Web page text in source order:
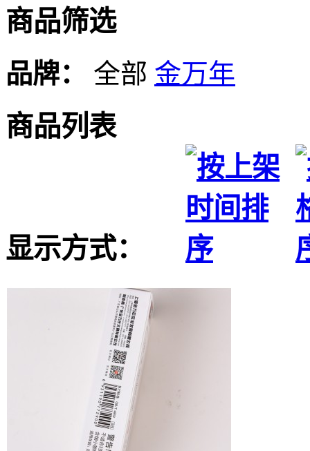
商品筛选
品牌： 全部 金万年
商品列表
显示方式：